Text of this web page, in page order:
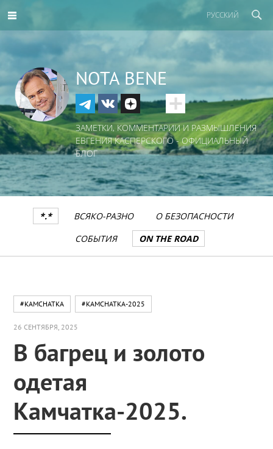
РУССКИЙ
NOTA BENE
ЗАМЕТКИ, КОММЕНТАРИИ И РАЗМЫШЛЕНИЯ
ЕВГЕНИЯ КАСПЕРСКОГО - ОФИЦИАЛЬНЫЙ
БЛОГ
*.* ВСЯКО-РАЗНО
О БЕЗОПАСНОСТИ
СОБЫТИЯ
ON THE ROAD
#KAMCHATKA #KAMCHATKA-2025
26 СЕНТЯБРЯ, 2025
В багрец и золото
одетая
Камчатка-2025.